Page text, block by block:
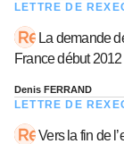
LETTRE DE
La demande
France début 2012
Denis FERRAND
LETTRE DE
Vers la fin de